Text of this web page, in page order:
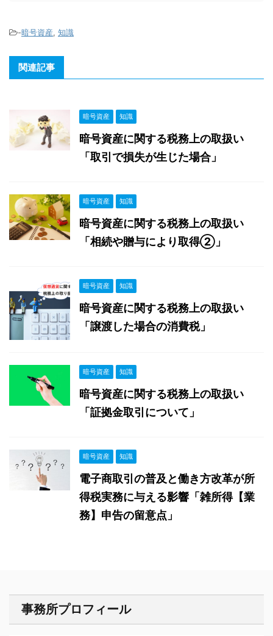
-暗号資産, 知識
関連記事
暗号資産 知識
暗号資産に関する税務上の取扱い
「取引で損失が生じた場合」
暗号資産 知識
暗号資産に関する税務上の取扱い
「相続や贈与により取得②」
暗号資産 知識
暗号資産に関する税務上の取扱い
「譲渡した場合の消費税」
暗号資産 知識
暗号資産に関する税務上の取扱い
「証拠金取引について」
暗号資産 知識
電子商取引の普及と働き方改革が所
得税実務に与える影響「雑所得【業
務】申告の留意点」
事務所プロフィール